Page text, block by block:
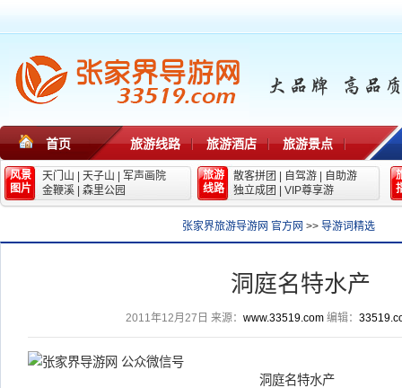
首页 旅游线路 旅游酒店 旅游景点
风景
图片
天门山 天子山
军声画院
金鞭溪
森里公园
旅游
线路
散客拼团 自驾游
自助游
独立成团
VIP尊享游
张家界旅游导游网 官方网 >> 导游词精选
洞庭名特水产
2011年12月27日 来源： www.33519.com编辑：
洞庭名特水产